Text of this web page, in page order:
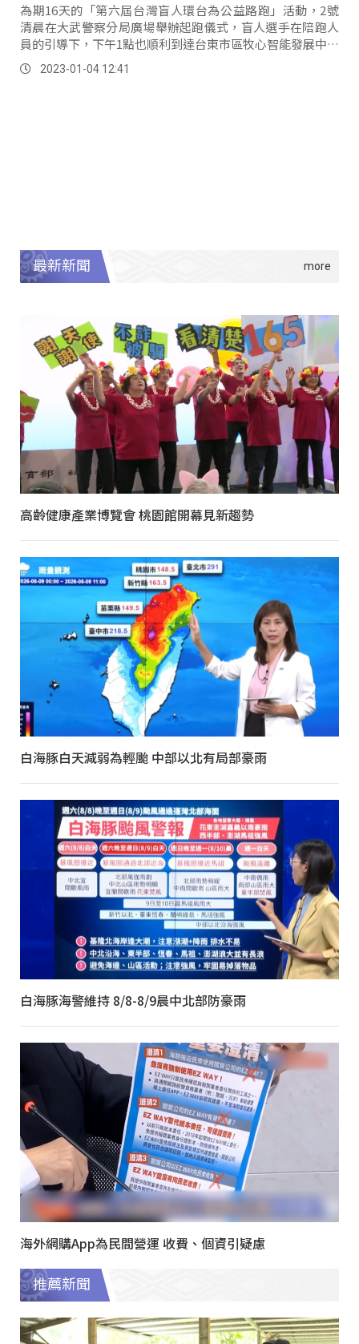
為期16天的「第六屆台灣盲人環台為公益路跑」活動，2號
清晨在大武警察分局廣場舉辦起跑儀式，盲人選手在陪跑人
員的引導下，下午1點也順利到達台東市區牧心智能發展中心
進行中繼休息。
2023-01-04 12:41
最新新聞
高齡健康產業博覽會 桃園館開幕見新趨勢
白海豚白天減弱為輕颱 中部以北有局部豪雨
白海豚海警維持 8/8-8/9晨中北部防豪雨
海外網購App為民間營運 收費、個資引疑慮
推薦新聞